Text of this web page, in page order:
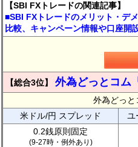
【SBI FXトレードの関連記事】
■SBI FXトレードのメリット・デ
比較、キャンペーン情報や口座開
【総合3位】 外為どっとコム
外為どっと
米ドル/円 スプレッド
ユ
0.2銭原則固定
(9-27時・例外あり)